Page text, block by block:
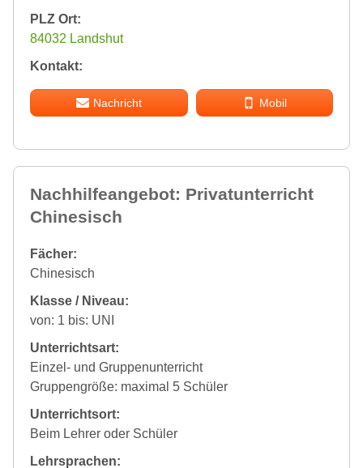
PLZ Ort:
84032 Landshut
Kontakt:
Nachricht Mobil
Nachhilfeangebot: Privatunterricht
Chinesisch
Fächer:
Chinesisch
Klasse / Niveau:
von: 1 bis: UNI
Unterrichtsart:
Einzel- und Gruppenunterricht
Gruppengröße: maximal 5 Schüler
Unterrichtsort:
Beim Lehrer oder Schüler
Lehrsprachen: